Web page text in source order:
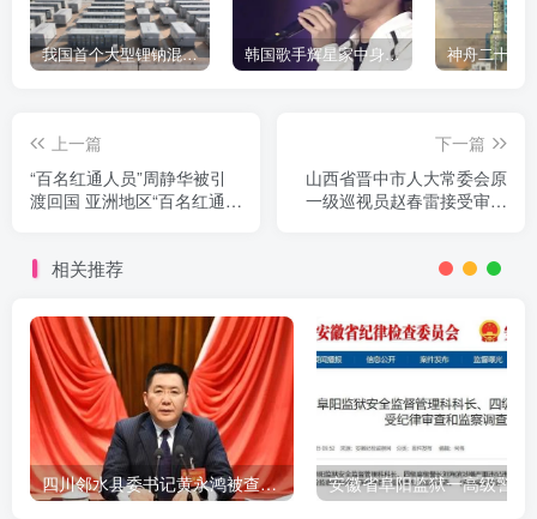
我国首个大型锂钠混合储能站投产，开启储能新时代 韩国歌手辉星家中身亡，终年43岁，警方调查死因
上一篇
“百名红通人员”周静华被引
渡回国 亚洲地区“百名红通人
下一篇
山西省晋中市人大常委会原
一级巡视员赵春雷接受审查
相关推荐
四川邻水县委书记黄永鸿被查，9天前还公开出席活动